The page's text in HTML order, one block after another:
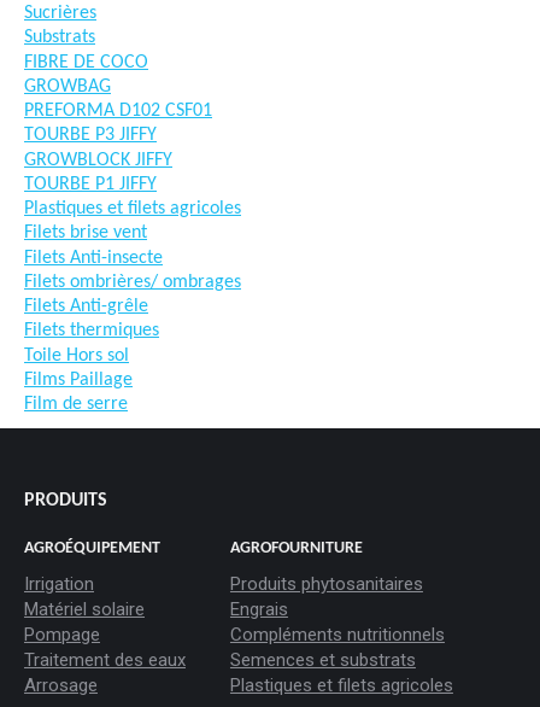
Sucrières
Substrats
FIBRE DE COCO
GROWBAG
PREFORMA D102 CSF01
TOURBE P3 JIFFY
GROWBLOCK JIFFY
TOURBE P1 JIFFY
Plastiques et filets agricoles
Filets brise vent
Filets Anti-insecte
Filets ombrières/ ombrages
Filets Anti-grêle
Filets thermiques
Toile Hors sol
Films Paillage
Film de serre
PRODUITS
AGROÉQUIPEMENT
Irrigation
Matériel solaire
Pompage
Traitement des eaux
Arrosage
AGROFOURNITURE
Produits phytosanitaires
Engrais
Compléments nutritionnels
Semences et substrats
Plastiques et filets agricoles